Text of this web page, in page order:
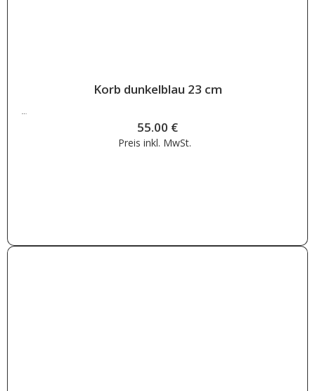
Korb dunkelblau 23 cm
55.00 €
55.00 €
Preis inkl. MwSt.